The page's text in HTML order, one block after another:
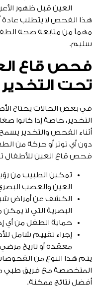
العين قبل ظهور
هذا الفحص لا يتطلب عادة
مهماً من متابعة صحة
سليم.
فحص قاع
تحت التخدير
في بعض الحالات يحتاج
التخدير، خاصة إذا كانوا
أثناء الفحص والتخدير
دون أي توتر أو حركة من
فحص قاع العين للأطفال
تمكين الطبيب من
العين والعصب
الكشف عن أمراض
البصرية التي لا
حماية الطفل من أي
إجراء تقييم شامل
معقدة أو تاريخ
يتم هذا النوع من
المتخصصة مع فريق طبي
أفضل نتائج ممكنة.